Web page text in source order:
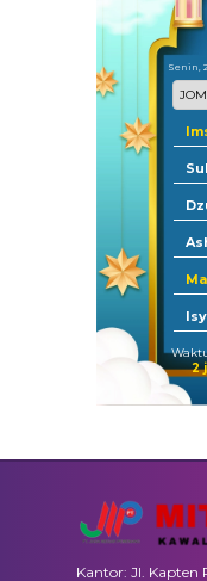
Senin,
2
Kantor: Jl. Kapten